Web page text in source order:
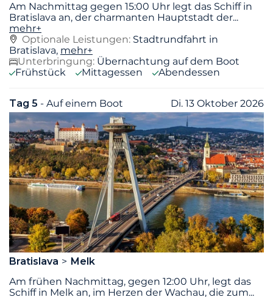
Am Nachmittag gegen 15:00 Uhr legt das Schiff in
Bratislava an, der charmanten Hauptstadt der...
mehr+
Optionale Leistungen: Stadtrundfahrt in
Bratislava, mehr+
Unterbringung: Übernachtung auf dem Boot
Frühstück
Mittagessen Abendessen
Tag 5 - Auf einem Boot Di. 13 Oktober 2026
Bratislava
Melk
Am frühen Nachmittag, gegen 12:00 Uhr, legt das
Schiff in Melk an, im Herzen der Wachau, die zum...